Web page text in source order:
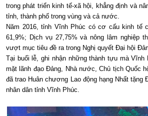
trong phát triển kinh tế-xã hội, khẳng định và
tỉnh, thành phố trong vùng và cả nước.
Năm 2016, tỉnh Vĩnh Phúc có cơ cấu kinh tế
61,9%; Dịch vụ 27,75% và nông lâm nghiệp
vượt mục tiêu đề ra trong Nghị quyết Đại hội
Tại buổi lễ, ghi nhận những thành tựu mà
mặt lãnh đạo Đảng, Nhà nước, Chủ tịch Quốc
đã trao Huân chương Lao động hạng Nhất tặng
nhân dân tỉnh Vĩnh Phúc.